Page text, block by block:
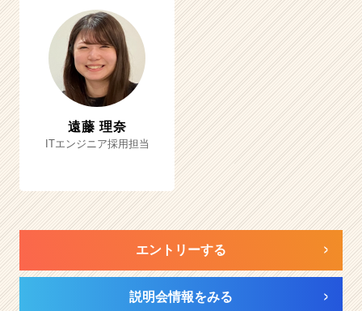
遠藤 理奈
ITエンジニア採用担当
エントリーする
説明会情報をみる